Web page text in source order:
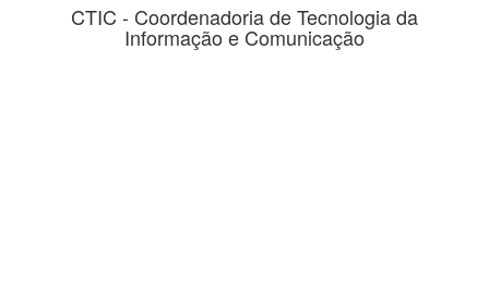
CTIC - Coordenadoria de Tecnologia da
Informação e Comunicação